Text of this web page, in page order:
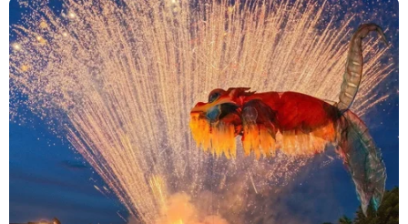
lượng thịt lợn hơi đạt trên 5,4 triệu tấn (tăng
5%) nên sẽ đáp ứng đủ nhu cầu tiêu dùng trong
nước.